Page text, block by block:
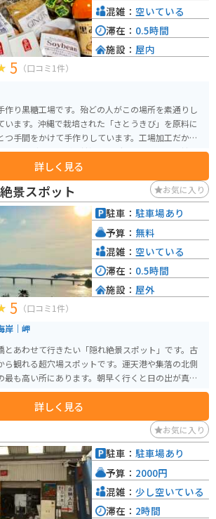
5 （口コミ1件）
作り黒糖工場です。殆どの人がこの場所を素通りし
います。沖縄で栽培された「さとうきび」を原料に
つ手間をかけて手作りしています。工場加工だから
ジャー（しょうが黒糖）」「ゴーヤ、ウコン黒糖」
ティにとんだ商品もあります。「ブエナス・エル
た商品もお勧めです。
詳しく見る
混雑： 空いている
滞在： 0.5時間
施設： 屋内
景スポット お気に入り
5 （口コミ1件）
岸｜岬
とあわせて行きたい「隠れ絶景スポット」です。古
ら観れる超穴場スポットです。運天港や集落の北側
最も高い所にあります。朝早く行くと日の出が真正
詳しく見る
駐車： 駐車場あり
予算： 無料
混雑： 空いている
滞在： 0.5時間
施設： 屋外
お気に入り
駐車： 駐車場あり
予算： 2000円
混雑： 少し空いている
滞在： 2時間